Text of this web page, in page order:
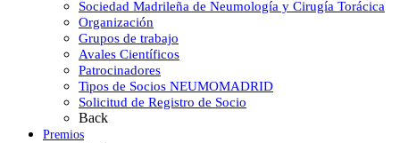
Sociedad Madrileña de Neumología y Cirugía Torácica
Organización
Grupos de trabajo
Avales Científicos
Patrocinadores
Tipos de Socios NEUMOMADRID
Solicitud de Registro de Socio
Back
Premios